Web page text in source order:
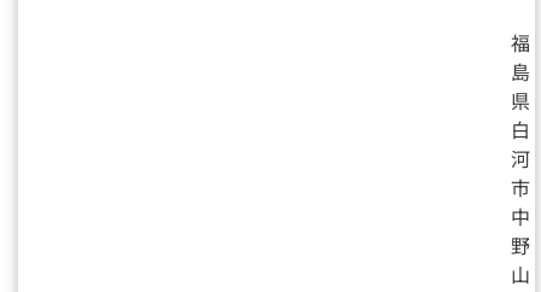
福
島
県
白
河
市
中
野
山